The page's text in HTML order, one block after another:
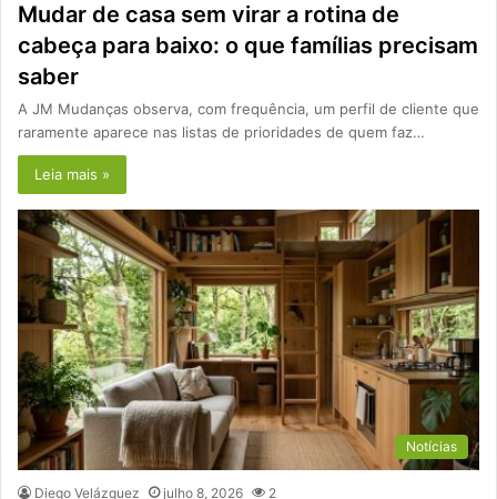
Mudar de casa sem virar a rotina de
cabeça para baixo: o que famílias precisam
saber
A JM Mudanças observa, com frequência, um perfil de cliente que
raramente aparece nas listas de prioridades de quem faz…
Leia mais »
Notícias
Diego Velázquez julho 8, 2026 2